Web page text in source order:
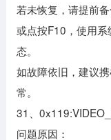
若未恢复，请提前
或点按F10，使用
态。
如故障依旧，建议
常。
31、
问题原因：